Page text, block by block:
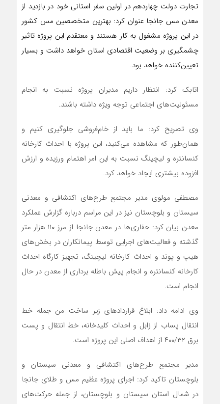
تجارت دولت چهاردهم در اولین سفر استانی خود در بازدید از
معدن مس جانجا عنوان کرد: بهترین متخصصین مس کشور
در این پروژه مشغول به کار هستند و معتقدم این پروژه تاثیر
چشمگیری بر وضعیت اقتصادی استان خواهد داشت و بسیار
تعیین‌کننده خواهد بود.
اتابک کرد: انتظار داریم مدیران پروژه نسبت به انجام
مسئولیت‌های اجتماعی توجه ویژه داشته باشند.
وی تصریح کرد: ما باید از خام‌فروشی جلوگیری کنیم و
همان‌طور که مشاهده می‌کنید، این پروژه با احداث کارخانه
کنسانتره و لیچینگ نسبت به این امر اهتمام ورزیده و ارزش
افزوده بیشتری ایجاد خواهد کرد.
مصطفی مولوی مدیر مجتمع طرح‌های اکتشافی و معدنی
سیستان و بلوچستان نیز در این مراسم درباره گزارش عملکرد
معدن بیان کرد: حفاری‌ها در معدن جانجا از مرز ۱۱۰ هزار متر
گذشته و فعالیت‌های اجرایی توسط پیمانکاران در بخش‌های
هیپ و پوند و احداث کارخانه لیچینگ، تجهیز کارگاه احداث
کارخانه کنسانتره و انجام پیش باطله برداری از معدن در حال
انجام است.
وی ادامه داد: ابلاغ قراردادهای زیر ساخت من جمله خط
انتقال ‌پساب از زابل و احداث کلیدخانه، خط انتقال و پست
برق ۴۰۰/۳۲ از اهداف اصلی این پروژه است.
مدیر مجتمع طرح‌های اکتشافی و معدنی سیستان و
بلوچستان تاکید کرد: اجرای پروژه عظیم مس و طلای جانجا
در شمال استان سیستان و بلوچستان، از جمله حرکت‌های